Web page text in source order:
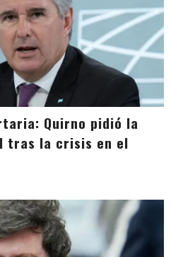
Quirno pidió la
tras la crisis en el